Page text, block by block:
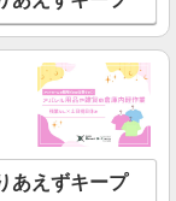
ネートセンタ
員ポジション★1
給1500円×5時間×月
駅：山王（愛知
あえずキープ